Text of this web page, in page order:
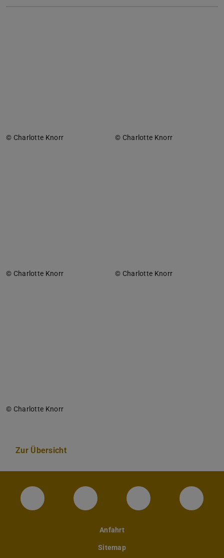
© Charlotte Knorr © Charlotte Knorr
© Charlotte Knorr © Charlotte Knorr
© Charlotte Knorr
Zur Übersicht
Instagram-Seite des Fachbereichs
LinkedIn-Profil desFacebook-Seite
Anfahrt
Sitemap